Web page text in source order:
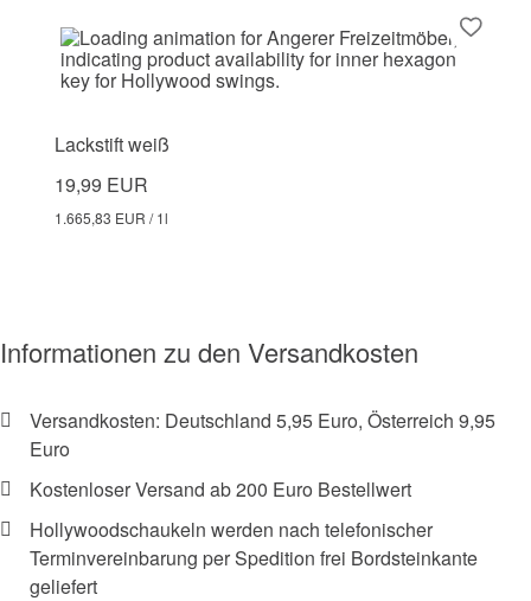
Lackstift weiß
19,99 EUR
1.665,83 EUR / 1l
Informationen zu den Versandkosten
Versandkosten: Deutschland 5,95 Euro, Österreich 9,95
Euro
Kostenloser Versand ab 200 Euro Bestellwert
Hollywoodschaukeln werden nach telefonischer
Terminvereinbarung per Spedition frei Bordsteinkante
geliefert